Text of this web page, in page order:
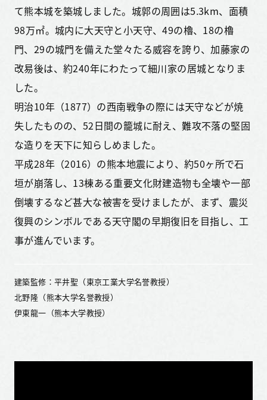
て熊本城を築城しました。城郭の周囲は5.3km、面積
98万㎡。城内に大天守と小天守、49の櫓、18の櫓
門、29の城門を備えた堂々たる威容を誇り、加藤家の
改易後は、約240年にわたって細川家の居城となりま
した。
明治10年（1877）の西南戦争の際には天守などが焼
失したものの、52日間の籠城に耐え、難攻不落の堅固
な造りを天下に知らしめました。
平成28年（2016）の熊本地震により、約50ヶ所で石
垣が崩落し、13棟ある重要文化財建造物も全壊や一部
倒壊するなど甚大な被害を受けましたが、まず、震災
復興のシンボルである天守閣の早期復旧を目指し、工
事が進んでいます。
建築監修：平井聖（東京工業大学名誉教授）
北野隆（熊本大学名誉教授）
伊東龍一（熊本大学教授）